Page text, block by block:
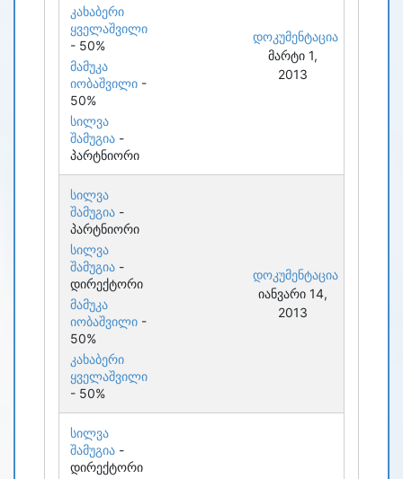
კახაბერი
ყველაშვილი
- 50%
მამუკა
იობაშვილი -
50%
სილვა
შამუგია -
პარტნიორი
დოკუმენტაცია
მარტი 1,
2013
სილვა
შამუგია -
პარტნიორი
სილვა
შამუგია -
დირექტორი
მამუკა
იობაშვილი -
50%
კახაბერი
ყველაშვილი
- 50%
დოკუმენტაცია
იანვარი 14,
2013
სილვა
შამუგია -
დირექტორი